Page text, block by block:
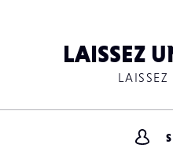
LAISSEZ